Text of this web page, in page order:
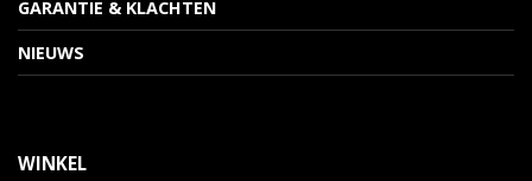
GARANTIE & KLACHTEN
NIEUWS
WINKEL